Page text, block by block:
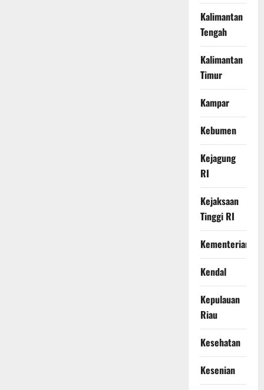
Kalimantan
Tengah
Kalimantan
Timur
Kampar
Kebumen
Kejagung
RI
Kejaksaan
Tinggi RI
Kementerian
Kendal
Kepulauan
Riau
Kesehatan
Kesenian